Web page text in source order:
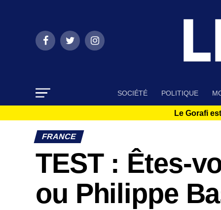
SOCIÉTÉ POLITIQUE
Le Gorafi
FRANCE
TEST : Êtes-
ou Philippe